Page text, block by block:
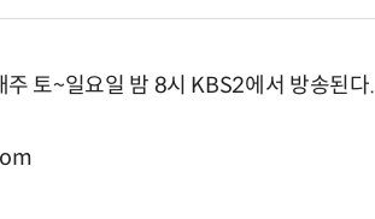
토~일요일 밤 8시 KBS2에서 방송된다.